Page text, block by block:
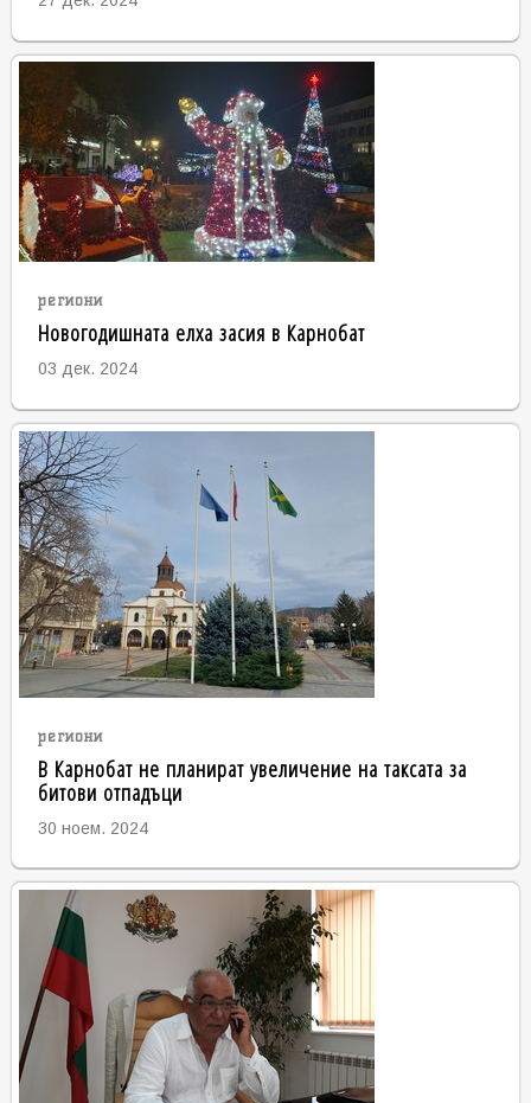
региони
Новогодишната елха засия в Карнобат
03 дек. 2024
региони
В Карнобат не планират увеличение на таксата за
битови отпадъци
30 ноем. 2024